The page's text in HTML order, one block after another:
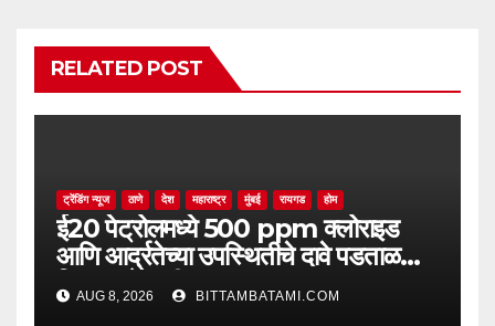
RELATED POST
ट्रेंडिंग न्यूज ठाणे देश महाराष्ट्र मुंबई रायगड होम
ई20 पेट्रोलमध्ये 500 ppm क्लोराइड
आणि आर्द्रतेच्या उपस्थितीचे दावे पडताळणीत
सिद्ध झाले नाहीत
AUG 8, 2026 BITTAMBATAMI.COM